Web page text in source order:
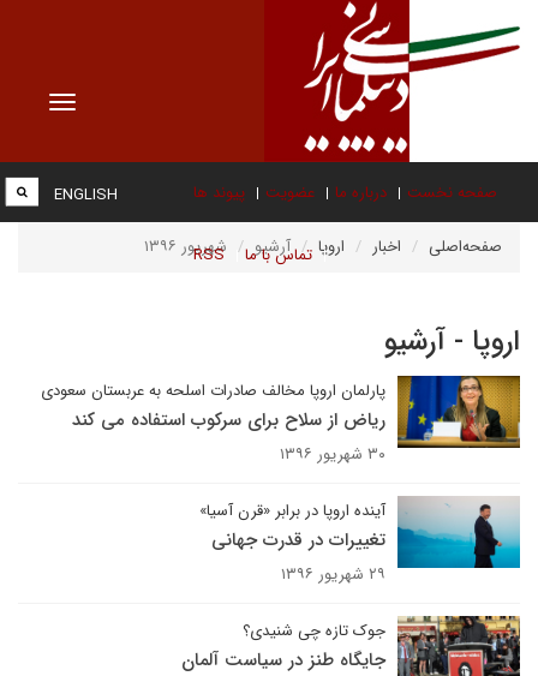
Toggle
صفحه نخست درباره ما عضویت پیوند ها
تماس با ما RSS
ENGLISH
صفحه‌اصلی اخبار اروپا آرشیو شهریور ۱۳۹۶
اروپا - آرشیو
پارلمان اروپا مخالف صادرات اسلحه به عربستان سعودی
ریاض از سلاح برای سرکوب استفاده می کند
۳۰ شهریور ۱۳۹۶
آینده اروپا در برابر «قرن آسیا»
تغییرات در قدرت جهانی
۲۹ شهریور ۱۳۹۶
جوک تازه چی شنیدی؟
جایگاه طنز در سیاست آلمان